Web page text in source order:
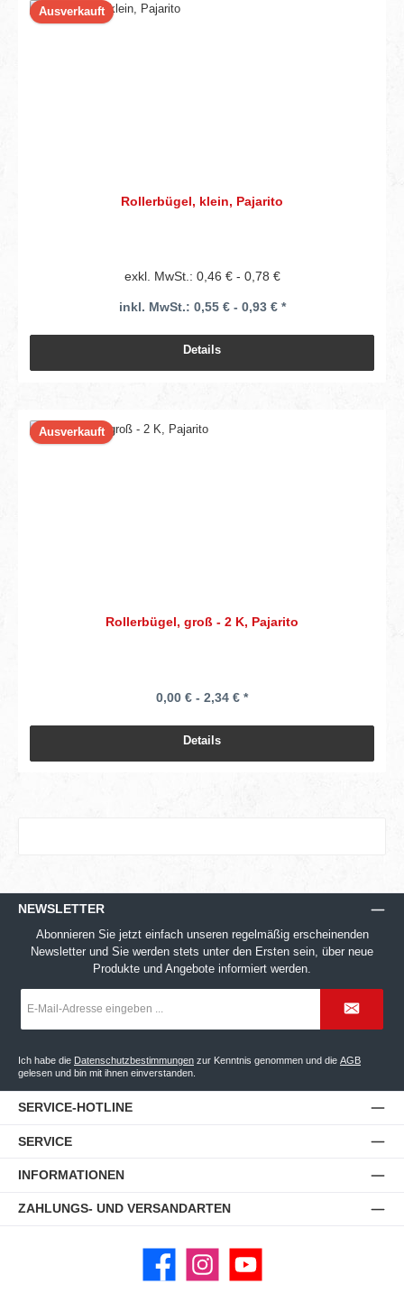
Ausverkauft
Rollerbügel, klein, Pajarito
exkl. MwSt.: 0,46 € - 0,78 €
inkl. MwSt.: 0,55 € - 0,93 € *
Details
Ausverkauft
Rollerbügel, groß - 2 K, Pajarito
0,00 € - 2,34 € *
Details
NEWSLETTER
Abonnieren Sie jetzt einfach unseren regelmäßig erscheinenden
Newsletter und Sie werden stets unter den Ersten sein, über neue
Produkte und Angebote informiert werden.
Mail-
*
Ich habe die Datenschutzbestimmungen zur Kenntnis genommen und die AGB
gelesen und bin mit ihnen einverstanden.
SERVICE-HOTLINE
SERVICE
INFORMATIONEN
ZAHLUNGS- UND VERSANDARTEN
Facebook Instagram YouTube